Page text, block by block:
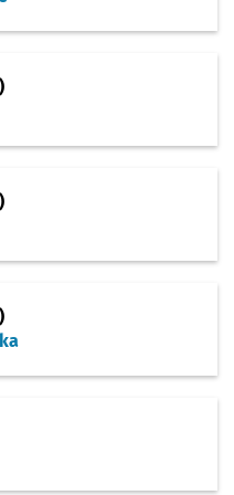
7'
Sprawdź
Jagodno (P+R)
Czas
10'